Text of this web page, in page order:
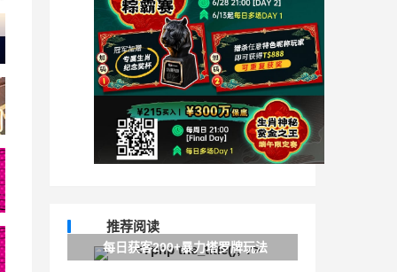
推荐阅读
每日获客200+暴力塔罗牌玩法